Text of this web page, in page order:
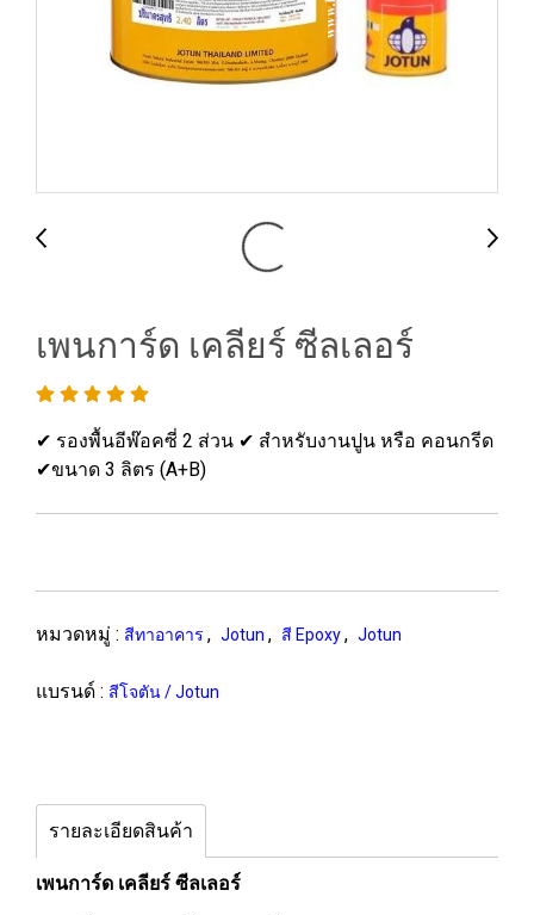
เพนการ์ด เคลียร์ ซีลเลอร์
✔ รองพื้นอีพ๊อคซี่ 2 ส่วน ✔ สำหรับงานปูน หรือ คอนกรีด
✔ขนาด 3 ลิตร (A+B)
หมวดหมู่ : สีทาอาคาร , Jotun , สี Epoxy, Jotun
แบรนด์ : สีโจตัน / Jotun
รายละเอียดสินค้า
เพนการ์ด เคลียร์ ซีลเลอร์